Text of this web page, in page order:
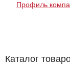
Профиль
Каталог